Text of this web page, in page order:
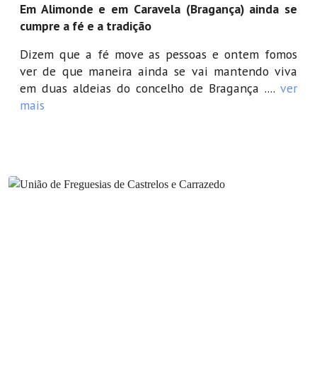
Em Alimonde e em Caravela (Bragança) ainda se
cumpre a fé e a tradição
Dizem que a fé move as pessoas e ontem fomos
ver de que maneira ainda se vai mantendo viva
em duas aldeias do concelho de Bragança .... ver
mais